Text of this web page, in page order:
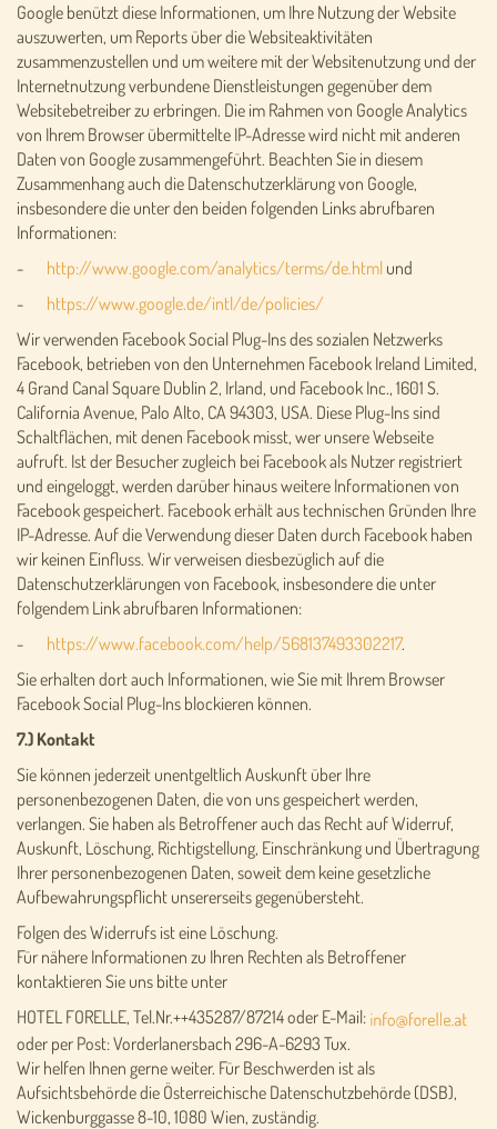
Google benützt diese Informationen, um Ihre Nutzung der Website
auszuwerten, um Reports über die Websiteaktivitäten
zusammenzustellen und um weitere mit der Websitenutzung und der
Internetnutzung verbundene Dienstleistungen gegenüber dem
Websitebetreiber zu erbringen. Die im Rahmen von Google Analytics
von Ihrem Browser übermittelte IP-Adresse wird nicht mit anderen
Daten von Google zusammengeführt. Beachten Sie in diesem
Zusammenhang auch die Datenschutzerklärung von Google,
insbesondere die unter den beiden folgenden Links abrufbaren
Informationen:
- http://www.google.com/analytics/terms/de.html und
- https://www.google.de/intl/de/policies/
Wir verwenden Facebook Social Plug-Ins des sozialen Netzwerks
Facebook, betrieben von den Unternehmen Facebook Ireland Limited,
4 Grand Canal Square Dublin 2, Irland, und Facebook Inc., 1601 S.
California Avenue, Palo Alto, CA 94303, USA. Diese Plug-Ins sind
Schaltflächen, mit denen Facebook misst, wer unsere Webseite
aufruft. Ist der Besucher zugleich bei Facebook als Nutzer registriert
und eingeloggt, werden darüber hinaus weitere Informationen von
Facebook gespeichert. Facebook erhält aus technischen Gründen Ihre
IP-Adresse. Auf die Verwendung dieser Daten durch Facebook haben
wir keinen Einfluss. Wir verweisen diesbezüglich auf die
Datenschutzerklärungen von Facebook, insbesondere die unter
folgendem Link abrufbaren Informationen:
- https://www.facebook.com/help/568137493302217.
Sie erhalten dort auch Informationen, wie Sie mit Ihrem Browser
Facebook Social Plug-Ins blockieren können.
7.) Kontakt
Sie können jederzeit unentgeltlich Auskunft über Ihre
personenbezogenen Daten, die von uns gespeichert werden,
verlangen. Sie haben als Betroffener auch das Recht auf Widerruf,
Auskunft, Löschung, Richtigstellung, Einschränkung und Übertragung
Ihrer personenbezogenen Daten, soweit dem keine gesetzliche
Aufbewahrungspflicht unsererseits gegenübersteht.
Folgen des Widerrufs ist eine Löschung.
Für nähere Informationen zu Ihren Rechten als Betroffener
kontaktieren Sie uns bitte unter
HOTEL FORELLE, Tel.Nr.++435287/87214 oder E-Mail:
oder per Post: Vorderlanersbach 296-A-6293 Tux.
Wir helfen Ihnen gerne weiter. Für Beschwerden ist als
Aufsichtsbehörde die Österreichische Datenschutzbehörde (DSB),
Wickenburggasse 8-10, 1080 Wien, zuständig.